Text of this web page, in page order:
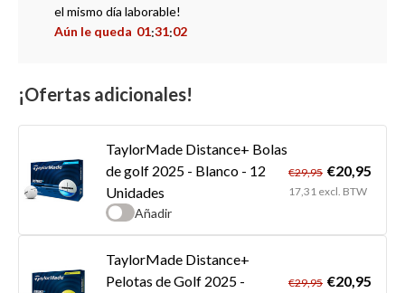
el mismo día laborable!
Aún le queda 01:31:02
¡Ofertas adicionales!
TaylorMade Distance+ Bolas
de golf 2025 - Blanco - 12
Unidades
Añadir
€29,95 €20,95
17,31 excl. BTW
TaylorMade Distance+
Pelotas de Golf 2025 -
€29,95 €20,95